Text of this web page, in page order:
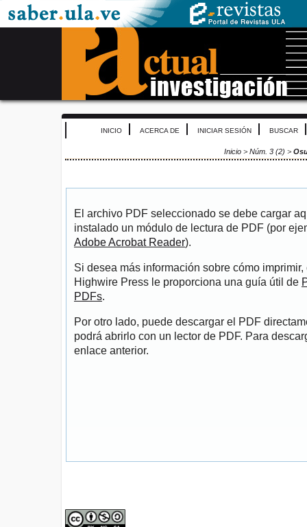
INICIO ACERCA DE INICIAR SESIÓN BUSCAR
Inicio > Núm. 3 (2) >
El archivo PDF seleccionado se debe cargar
instalado un módulo de lectura de PDF (por
Adobe Acrobat Reader).
Si desea más información sobre cómo
Highwire Press le proporciona una guía útil de
PDFs.
Por otro lado, puede descargar el PDF
podrá abrirlo con un lector de PDF. Para
enlace anterior.